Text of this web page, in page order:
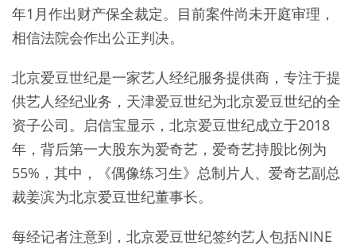
年1月作出财产保全裁定。目前案件尚未开庭审理，
相信法院会作出公正判决。
北京爱豆世纪是一家艺人经纪服务提供商，专注于提
供艺人经纪业务，天津爱豆世纪为北京爱豆世纪的全
资子公司。启信宝显示，北京爱豆世纪成立于2018
年，背后第一大股东为爱奇艺，爱奇艺持股比例为
55%，其中，《偶像练习生》总制片人、爱奇艺副总
裁姜滨为北京爱豆世纪董事长。
每经记者注意到，北京爱豆世纪签约艺人包括NINE